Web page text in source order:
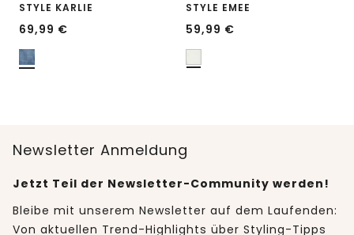
STYLE KARLIE
69,99 €
STYLE EMEE
59,99 €
Newsletter Anmeldung
Jetzt Teil der Newsletter-Community werden!
Bleibe mit unserem Newsletter auf dem Laufenden:
Von aktuellen Trend-Highlights über Styling-Tipps